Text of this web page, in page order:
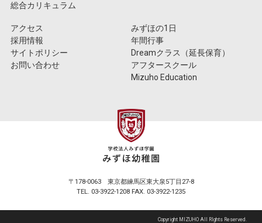
総合カリキュラム
アクセス
採用情報
サイトポリシー
お問い合わせ
みずほの1日
年間行事
Dreamクラス（延長保育）
アフタースクール
Mizuho Education
〒178-0063 東京都練馬区東大泉5丁目27-8
TEL. 03-3922-1208 FAX. 03-3922-1235
Copyright MIZUHO All RIghts Reserved.